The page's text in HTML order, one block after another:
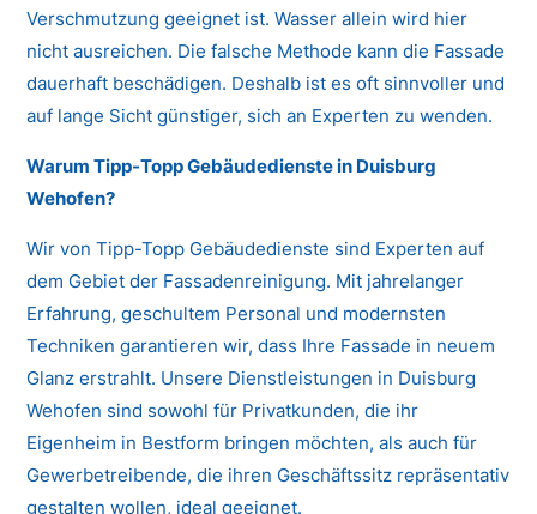
Verschmutzung geeignet ist. Wasser allein wird hier
nicht ausreichen. Die falsche Methode kann die Fassade
dauerhaft beschädigen. Deshalb ist es oft sinnvoller und
auf lange Sicht günstiger, sich an Experten zu wenden.
Warum Tipp-Topp Gebäudedienste in Duisburg
Wehofen?
Wir von Tipp-Topp Gebäudedienste sind Experten auf
dem Gebiet der Fassadenreinigung. Mit jahrelanger
Erfahrung, geschultem Personal und modernsten
Techniken garantieren wir, dass Ihre Fassade in neuem
Glanz erstrahlt. Unsere Dienstleistungen in Duisburg
Wehofen sind sowohl für Privatkunden, die ihr
Eigenheim in Bestform bringen möchten, als auch für
Gewerbetreibende, die ihren Geschäftssitz repräsentativ
gestalten wollen, ideal geeignet.